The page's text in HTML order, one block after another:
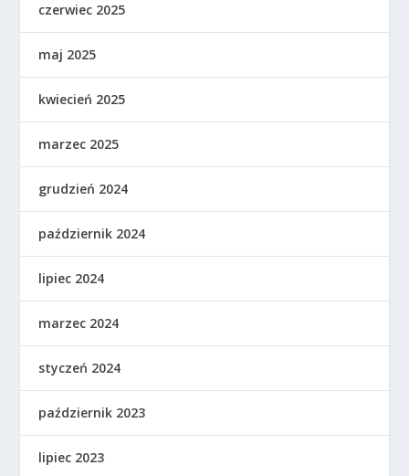
czerwiec 2025
maj 2025
kwiecień 2025
marzec 2025
grudzień 2024
październik 2024
lipiec 2024
marzec 2024
styczeń 2024
październik 2023
lipiec 2023